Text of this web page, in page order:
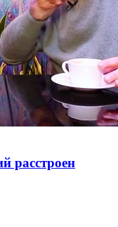
расстроен